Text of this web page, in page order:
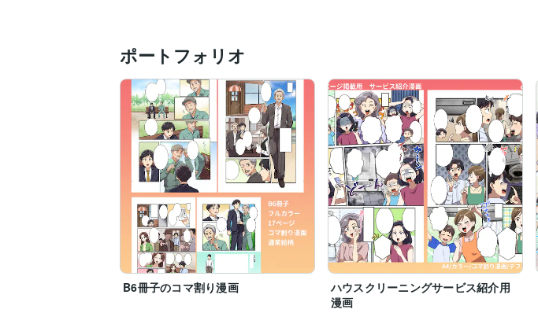
ポートフォリオ
B6冊子のコマ割り漫画
ハウスクリーニングサービス紹介用
漫画